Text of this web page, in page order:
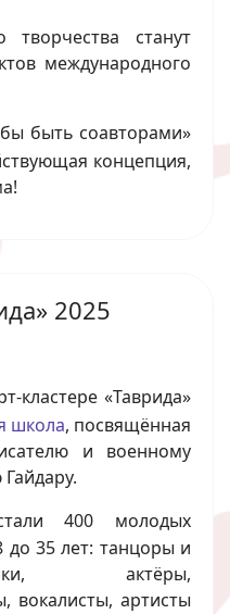
творчества станут
международного
быть соавторами»
концепция,
2025
кластере «Таврида»
школа, посвящённая
и военному
400 молодых
до 35 лет: танцоры и
актёры,
вокалисты, артисты